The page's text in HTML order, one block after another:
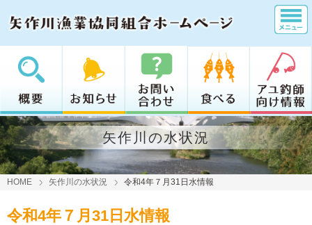
矢作川の水状況
HOME 矢作川の水状況 令和4年７月31日水情報
令和4年７月31日水情報